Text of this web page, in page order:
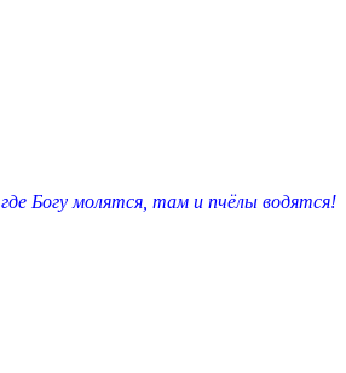
где Богу молятся, там и пчёлы водятся!